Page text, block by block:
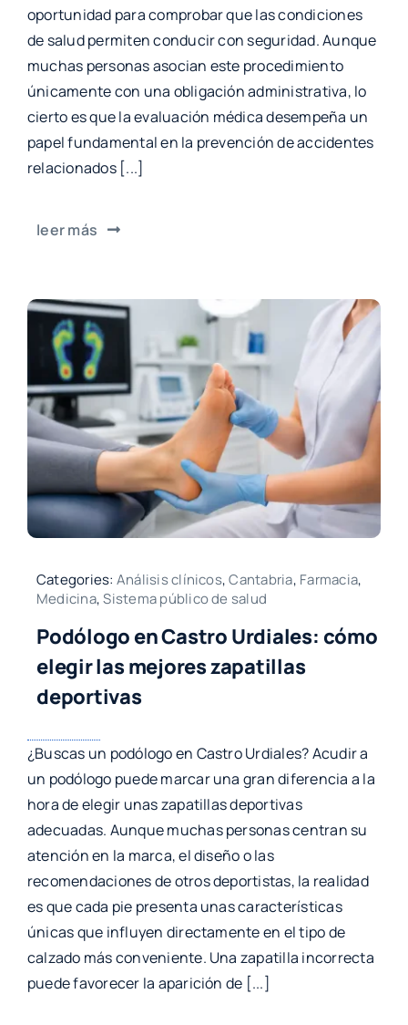
oportunidad para comprobar que las condiciones
de salud permiten conducir con seguridad. Aunque
muchas personas asocian este procedimiento
únicamente con una obligación administrativa, lo
cierto es que la evaluación médica desempeña un
papel fundamental en la prevención de accidentes
relacionados [...]
leer más
Categories: Análisis clínicos,Cantabria, Farmacia,
Medicina,Sistema público de salud
Podólogo en Castro Urdiales: cómo
elegir las mejores zapatillas
deportivas
¿Buscas un podólogo en Castro Urdiales? Acudir a
un podólogo puede marcar una gran diferencia a la
hora de elegir unas zapatillas deportivas
adecuadas. Aunque muchas personas centran su
atención en la marca, el diseño o las
recomendaciones de otros deportistas, la realidad
es que cada pie presenta unas características
únicas que influyen directamente en el tipo de
calzado más conveniente. Una zapatilla incorrecta
puede favorecer la aparición de [...]